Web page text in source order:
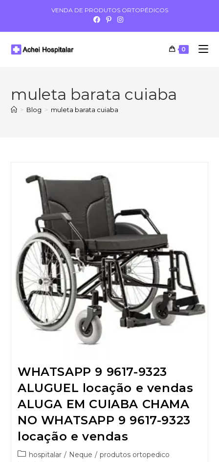
VENDA DE PRODUTOS ORTOPÉDICOS
0
muleta barata cuiaba
> Blog > muleta barata cuiaba
WHATSAPP 9 9617-9323
ALUGUEL locação e vendas
ALUGA EM CUIABA CHAMA
NO WHATSAPP 9 9617-9323
locação e vendas
hospitalar / Neque / produtos ortopedico